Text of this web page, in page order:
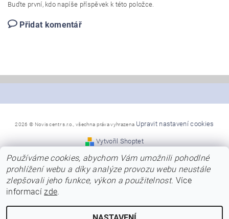
Buďte první, kdo napíše příspěvek k této položce.
Přidat komentář
2026 © Novis centr s.r.o., všechna práva vyhrazena Upravit nastavení cookies
Vytvořil Shoptet
*Snažíme se, aby naše stránky byly co nejpřehlednější a
poskytly Vám dostatek informací
o nabízených modelech, jejich barvách a kvalitě.
Přesto se předem omlouváme za případné chyby v názvech,
nebo za chybně uvedené barvy
u modelů. Naši dodavatelé neustále obnovují modely a barvy
a ne vždy jsme schopni tyto
Používáme cookies, abychom Vám umožnili pohodlné
prohlížení webu a díky analýze provozu webu neustále
zlepšovali jeho funkce, výkon a použitelnost. Více
informacízde.